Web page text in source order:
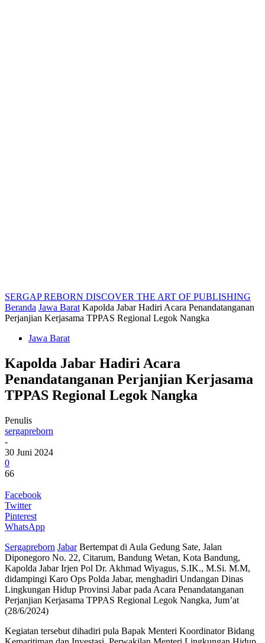
SERGAP REBORN DISCOVER THE ART OF PUBLISHING
Beranda Jawa Barat Kapolda Jabar Hadiri Acara Penandatanganan
Perjanjian Kerjasama TPPAS Regional Legok Nangka
Jawa Barat
Kapolda Jabar Hadiri Acara
Penandatanganan Perjanjian Kerjasama
TPPAS Regional Legok Nangka
Penulis
sergapreborn
-
30 Juni 2024
0
66
Facebook
Twitter
Pinterest
WhatsApp
Sergapreborn JabarBertempat di Aula Gedung Sate, Jalan
Diponegoro No. 22, Citarum, Bandung Wetan, Kota Bandung,
Kapolda Jabar Irjen Pol Dr. Akhmad Wiyagus, S.IK., M.Si. M.M,
didampingi Karo Ops Polda Jabar, menghadiri Undangan Dinas
Lingkungan Hidup Provinsi Jabar pada Acara Penandatanganan
Perjanjian Kerjasama TPPAS Regional Legok Nangka, Jum’at
(28/6/2024)
Kegiatan tersebut dihadiri pula Bapak Menteri Koordinator Bidang